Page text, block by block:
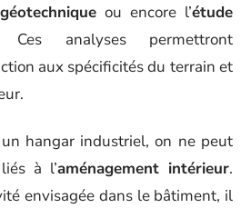
ou encore l’étude
analyses permettront
aux spécificités du terrain et
un hangar industriel, on ne peut
à l’aménagement intérieur.
envisagée dans le bâtiment, il